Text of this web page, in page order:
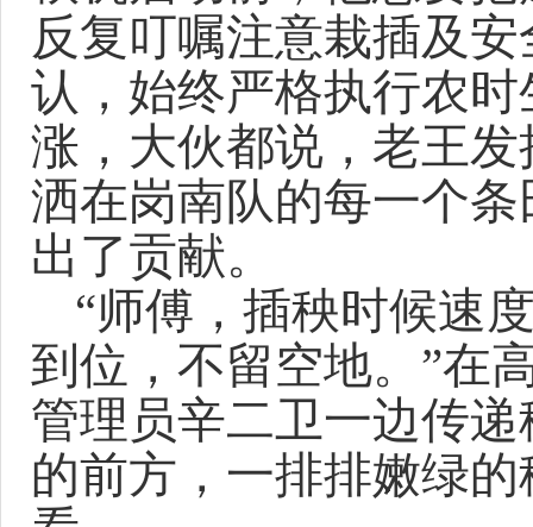
反复叮嘱注意栽插及
认，始终严格执行农
涨，大伙都说，老王
洒在岗南队的每一个
出了贡献。
“师傅，插秧时候速
到位，不留空地。”在
管理员辛二卫一边传
的前方，一排排嫩绿